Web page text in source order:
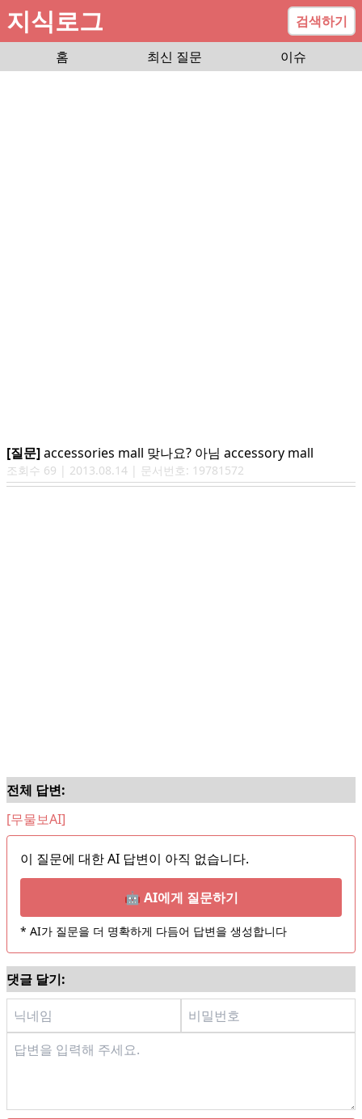
지식로그
검색하기
홈
최신 질문 이슈
[질문]accessories mall 맞나요? 아님 accessory mall
조회수 69 | 2013.08.14 | 문서번호: 19781572
전체 답변:
[무물보AI]
이 질문에 대한 AI 답변이 아직 없습니다.
🤖 AI에게 질문하기
* AI가 질문을 더 명확하게 다듬어 답변을 생성합니다
댓글 달기: